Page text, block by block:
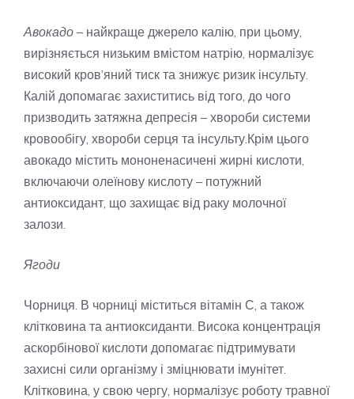
Авокадо – найкраще джерело калію, при цьому,
вирізняється низьким вмістом натрію, нормалізує
високий кров’яний тиск та знижує ризик інсульту.
Калій допомагає захиститись від того, до чого
призводить затяжна депресія – хвороби системи
кровообігу, хвороби серця та інсульту.Крім цього
авокадо містить мононенасичені жирні кислоти,
включаючи олеїнову кислоту – потужний
антиоксидант, що захищає від раку молочної
залози.
Ягоди
Чорниця. В чорниці міститься вітамін С, а також
клітковина та антиоксиданти. Висока концентрація
аскорбінової кислоти допомагає підтримувати
захисні сили організму і зміцнювати імунітет.
Клітковина, у свою чергу, нормалізує роботу травної